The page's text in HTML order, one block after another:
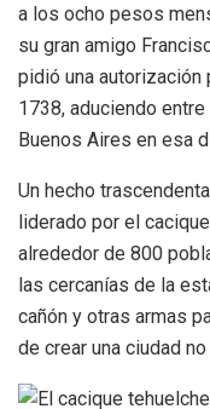
a los ocho pesos
su gran amigo
pidió una autorización
1738, aduciendo
Buenos Aires en esa
Un hecho
liderado por el
alrededor de 800
las cercanías de la
cañón y otras armas
de crear una ciudad